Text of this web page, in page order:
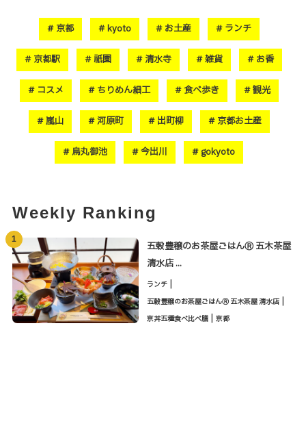
京都 kyoto お土産 ランチ
京都駅 祇園 清水寺 雑貨 お香
コスメ ちりめん細工 食べ歩き 観光
嵐山 河原町 出町柳 京都お土産
烏丸御池 今出川 gokyoto
Weekly Ranking
1
五穀豊穣のお茶屋ごはんⓇ 五木茶屋
清水店 ...
ランチ |
五穀豊穣のお茶屋ごはんⓇ 五木茶屋 清水店 |
京丼五種食べ比べ膳 | 京都